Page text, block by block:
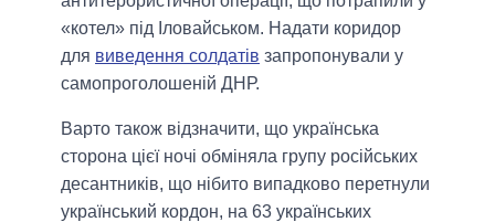
«котел» під Іловайськом. Надати коридор
для виведення солдатів запропонували у
самопроголошеній ДНР.
Варто також відзначити, що українська
сторона цієї ночі обміняла групу російських
десантників, що нібито випадково перетнули
український кордон, на 63 українських